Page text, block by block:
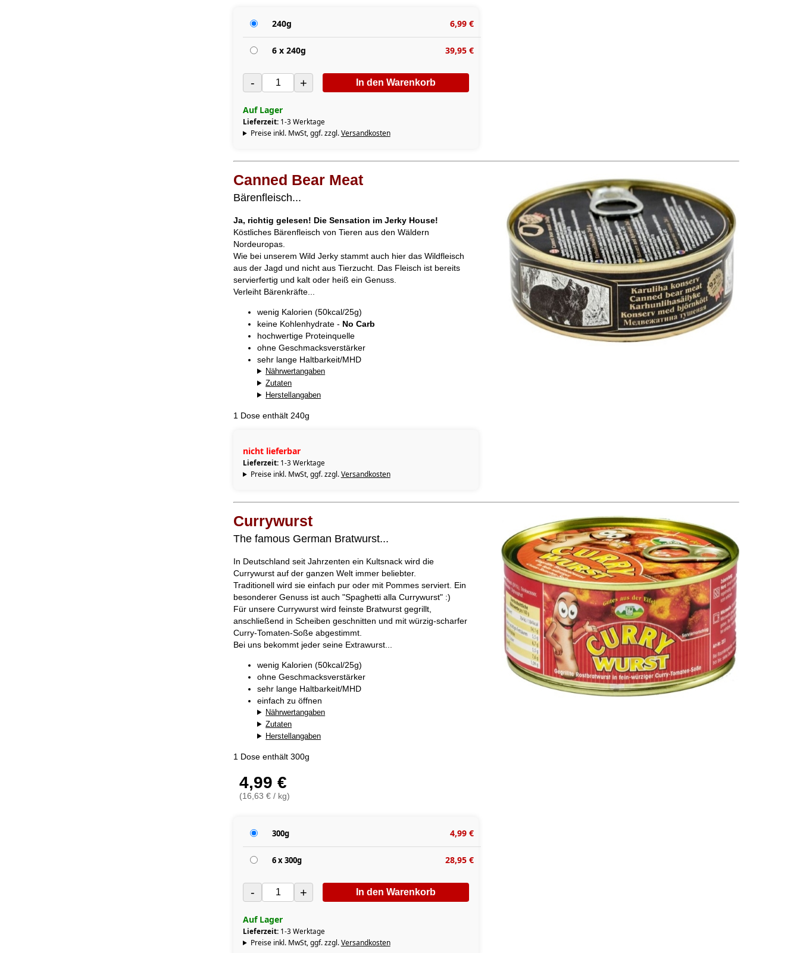
240g 6,99 €
6 x 240g 39,95 €
- + In den Warenkorb
Auf Lager
Lieferzeit: 1-3 Werktage
Preise inkl. MwSt, ggf. zzgl.Versandkosten
Canned Bear Meat
Bärenfleisch...
Ja, richtig gelesen! Die Sensation im Jerky House!
Köstliches Bärenfleisch von Tieren aus den Wäldern
Nordeuropas.
Wie bei unserem Wild Jerky stammt auch hier das Wildfleisch
aus der Jagd und nicht aus Tierzucht. Das Fleisch ist bereits
servierfertig und kalt oder heiß ein Genuss.
Verleiht Bärenkräfte...
wenig Kalorien (50kcal/25g)
keine Kohlenhydrate - No Carb
hochwertige Proteinquelle
ohne Geschmacksverstärker
sehr lange Haltbarkeit/MHD
Nährwertangaben
Zutaten
Herstellangaben
1 Dose enthält 240g
nicht lieferbar
Lieferzeit: 1-3 Werktage
Preise inkl. MwSt, ggf. zzgl.Versandkosten
Currywurst
The famous German Bratwurst...
In Deutschland seit Jahrzenten ein Kultsnack wird die
Currywurst auf der ganzen Welt immer beliebter.
Traditionell wird sie einfach pur oder mit Pommes serviert. Ein
besonderer Genuss ist auch "Spaghetti alla Currywurst" :)
Für unsere Currywurst wird feinste Bratwurst gegrillt,
anschließend in Scheiben geschnitten und mit würzig-scharfer
Curry-Tomaten-Soße abgestimmt.
Bei uns bekommt jeder seine Extrawurst...
wenig Kalorien (50kcal/25g)
ohne Geschmacksverstärker
sehr lange Haltbarkeit/MHD
einfach zu öffnen
Nährwertangaben
Zutaten
Herstellangaben
1 Dose enthält 300g
4,99 €
(16,63 € / kg)
300g 4,99 €
6 x 300g 28,95 €
- + In den Warenkorb
Auf Lager
Lieferzeit: 1-3 Werktage
Preise inkl. MwSt, ggf. zzgl.Versandkosten